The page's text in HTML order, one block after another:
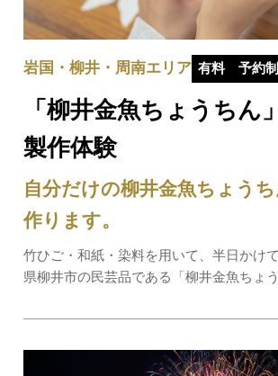
「柳井金魚ちょうちん
製作体験
自分だけの柳井金魚ちょう
作ります。
竹ひご・和紙・染料を用いて、半日かけ
県柳井市の民芸品である「柳井金魚ちょ
骨組み段階から作り始める本格的な製作
岩国・柳井・周南エリア 有料 予約制